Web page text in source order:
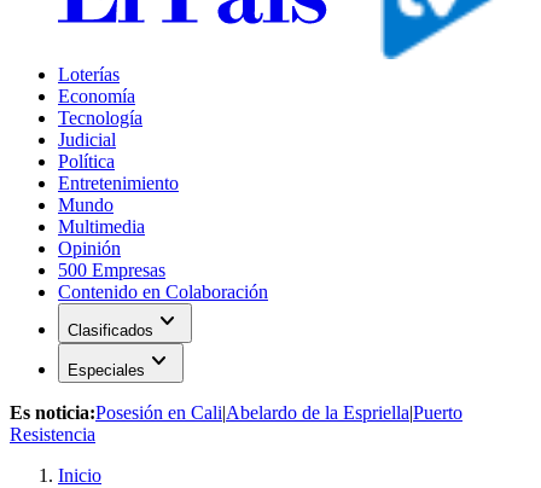
Loterías
Economía
Tecnología
Judicial
Política
Entretenimiento
Mundo
Multimedia
Opinión
500 Empresas
Contenido en Colaboración
Clasificados expand_more
Especiales expand_more
Es noticia:Posesión en Cali|Abelardo de la Espriella|Puerto
Resistencia
Inicio